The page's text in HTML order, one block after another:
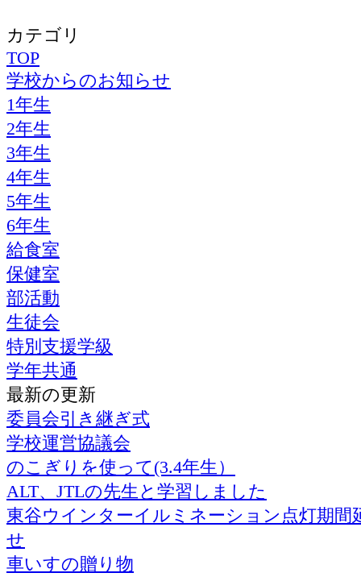
カテゴリ
TOP
学校からのお知らせ
1年生
2年生
3年生
4年生
5年生
6年生
給食室
保健室
部活動
生徒会
特別支援学級
学年共通
最新の更新
委員会引き継ぎ式
学校運営協議会
のこぎりを使って(3.4年生）
ALT、JTLの先生と学習しました
東谷ウインターイルミネーション点灯期間
せ
車いすの贈り物